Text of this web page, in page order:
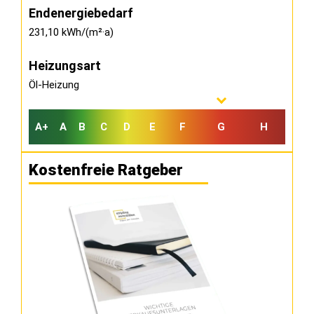
Endenergiebedarf
231,10 kWh/(m²·a)
Heizungsart
Öl-Heizung
A+ A B C D E F G H
Kostenfreie Ratgeber